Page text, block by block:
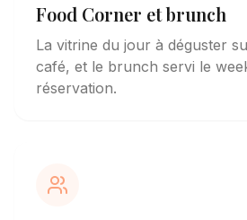
Food Corner et brunch
La vitrine du jour à déguster
café, et le brunch servi le
réservation.